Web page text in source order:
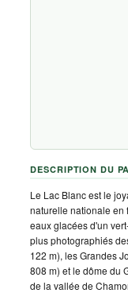
DESCRIPTION DU
Le Lac Blanc est le
naturelle nationale en
eaux glacées d'un
plus photographiés
122 m), les Grandes
808 m) et le dôme du
de la vallée de